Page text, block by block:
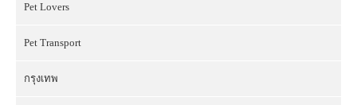
Pet Lovers
Pet Transport
กรุงเทพ